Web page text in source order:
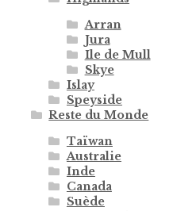
Arran
Jura
Ile de Mull
Skye
Islay
Speyside
Reste du Monde
Taïwan
Australie
Inde
Canada
Suède